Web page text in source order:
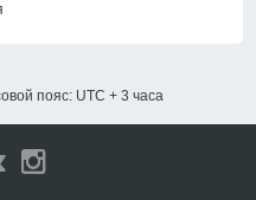
пояс: UTC + 3 часа